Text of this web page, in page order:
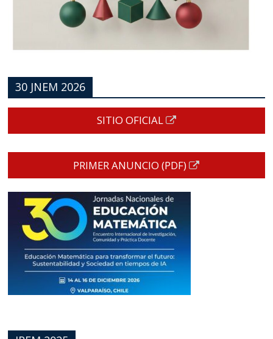
30 JNEM 2026
SITIO OFICIAL
PRIMER ANUNCIO (PDF)